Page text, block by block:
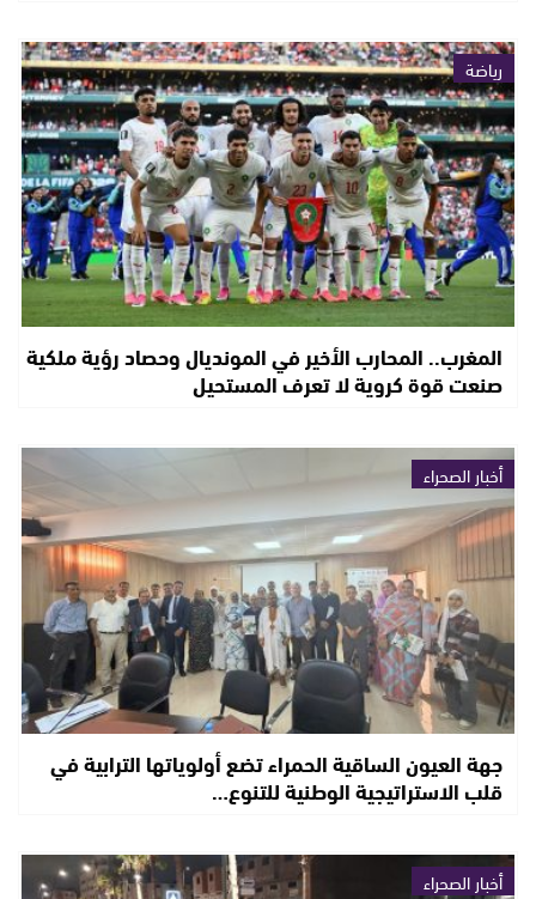
رياضة
المغرب.. المحارب الأخير في المونديال وحصاد رؤية ملكية
صنعت قوة كروية لا تعرف المستحيل
أخبار الصحراء
جهة العيون الساقية الحمراء تضع أولوياتها الترابية في
قلب الاستراتيجية الوطنية للتنوع…
أخبار الصحراء